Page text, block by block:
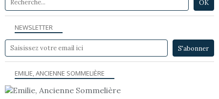
NEWSLETTER
EMILIE, ANCIENNE SOMMELIÈRE